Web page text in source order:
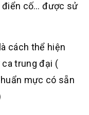
điển cố… được sử
cách thể hiện
trung đại (
mực có sẵn